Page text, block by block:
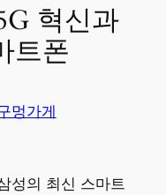
혁신과
트폰
멍가게
성의 최신 스마트